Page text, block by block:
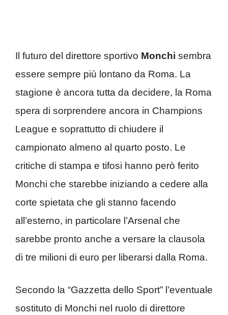
Il futuro del direttore sportivo Monchi sembra
essere sempre più lontano da Roma. La
stagione è ancora tutta da decidere, la Roma
spera di sorprendere ancora in Champions
League e soprattutto di chiudere il
campionato almeno al quarto posto. Le
critiche di stampa e tifosi hanno però ferito
Monchi che starebbe iniziando a cedere alla
corte spietata che gli stanno facendo
all’esterno, in particolare l’Arsenal che
sarebbe pronto anche a versare la clausola
di tre milioni di euro per liberarsi dalla Roma.
Secondo la “Gazzetta dello Sport” l’eventuale
sostituto di Monchi nel ruolo di direttore